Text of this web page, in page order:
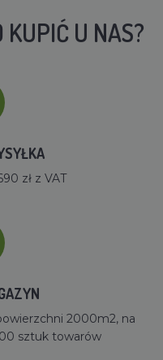
KUPIĆ U NAS?
zł z VAT
2000m2, na
sztuk towarów